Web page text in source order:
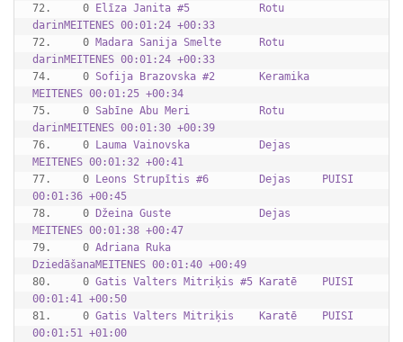
72.     0 Elīza Janita #5           Rotu
darinMEITENES 00:01:24 +00:33
72.     0 Madara Sanija Smelte      Rotu
darinMEITENES 00:01:24 +00:33
74.     0 Sofija Brazovska #2       Keramika
MEITENES 00:01:25 +00:34
75.     0 Sabīne Abu Meri           Rotu
darinMEITENES 00:01:30 +00:39
76.     0 Lauma Vainovska           Dejas
MEITENES 00:01:32 +00:41
77.     0 Leons Strupītis #6        Dejas     PUISI
00:01:36 +00:45
78.     0 Džeina Guste              Dejas
MEITENES 00:01:38 +00:47
79.     0 Adriana Ruka
DziedāšanaMEITENES 00:01:40 +00:49
80.     0 Gatis Valters Mitriķis #5 Karatē    PUISI
00:01:41 +00:50
81.     0 Gatis Valters Mitriķis    Karatē    PUISI
00:01:51 +01:00